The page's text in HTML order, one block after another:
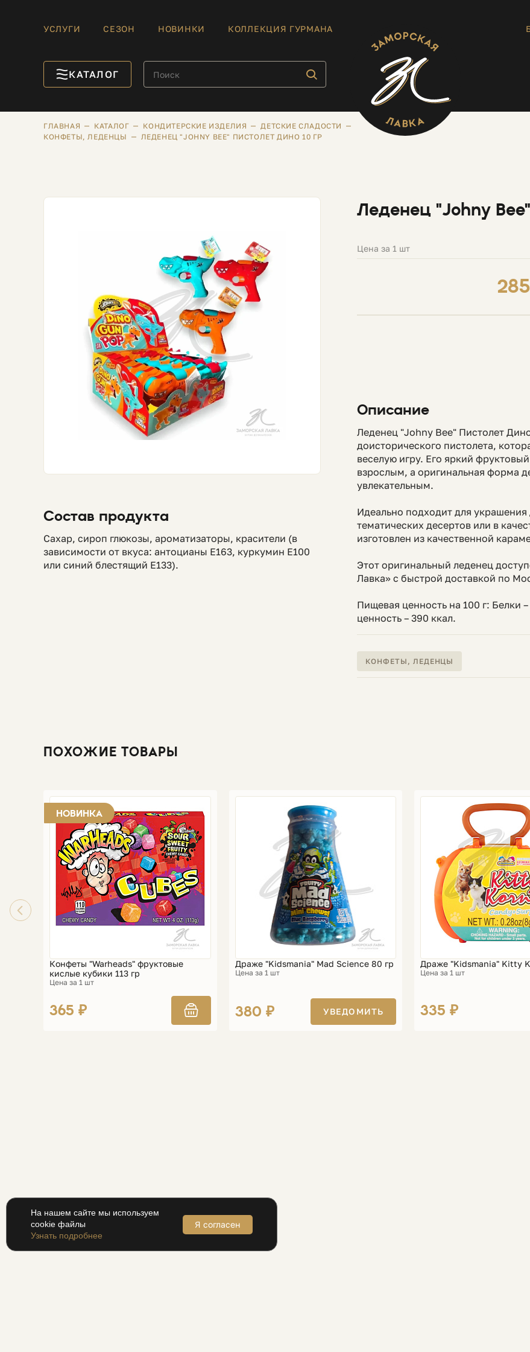
УСЛУГИ СЕЗОН НОВИНКИ КОЛЛЕКЦИЯ ГУРМАНА
КАТАЛОГ
ГЛАВНАЯ КАТАЛОГ КОНДИТЕРСКИЕ ИЗДЕЛИЯ
ДЕТСКИЕ СЛАДОСТИ
КОНФЕТЫ, ЛЕДЕНЦЫ
ЛЕДЕНЕЦ "JOHNY BEE" ПИСТОЛЕТ ДИНО 10 ГР
Леденец "Johny
Цена за 1 шт
Состав продукта
Сахар, сироп глюкозы, ароматизаторы, красители (в
зависимости от вкуса: антоцианы E163, куркумин E100
или синий блестящий E133).
Описание
Леденец "Johny Bee" Пистолет
доисторического пистолета,
веселую игру. Его яркий
взрослым, а оригинальная форма
увлекательным.
Идеально подходит для
тематических десертов или в
изготовлен из качественной
Этот оригинальный леденец
Лавка» с быстрой доставкой по
Пищевая ценность на 100 г: Белки
ценность – 390 ккал.
КОНФЕТЫ, ЛЕДЕНЦЫ
ПОХОЖИЕ ТОВАРЫ
НОВИНКА
Конфеты "Warheads" фруктовые
кислые кубики 113 гр
Цена за 1 шт
365 ₽
Драже "Kidsmania" Mad Science 80 гр
Цена за 1 шт
380 ₽ УВЕДОМИТЬ
Драже "Kidsmania" Kitty
Цена за 1 шт
335 ₽
На нашем сайте мы используем
cookie файлы
Узнать подробнее
Я согласен